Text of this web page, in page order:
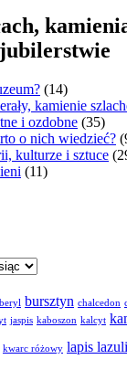
(14)
kamienie
i ozdobne (35)
o nich wiedzieć?
kulturze i sztuce
(11)
beryl bursztyn chalcedon
jaspis kaboszon kalcyt
kwarc różowy lapis lazuli